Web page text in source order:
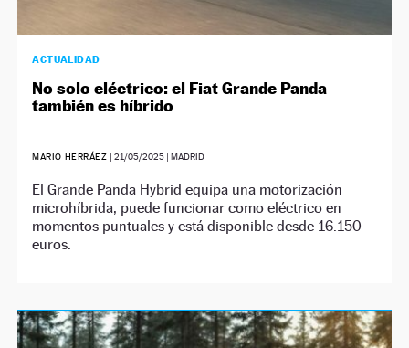
ACTUALIDAD
No solo eléctrico: el Fiat Grande Panda
también es híbrido
MARIO HERRÁEZ | 21/05/2025| MADRID
El Grande Panda Hybrid equipa una motorización
microhíbrida, puede funcionar como eléctrico en
momentos puntuales y está disponible desde 16.150
euros.